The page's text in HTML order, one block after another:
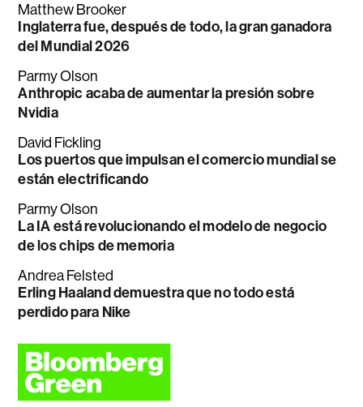
Matthew Brooker
Inglaterra fue, después de todo, la gran ganadora
del Mundial 2026
Parmy Olson
Anthropic acaba de aumentar la presión sobre
Nvidia
David Fickling
Los puertos que impulsan el comercio mundial se
están electrificando
Parmy Olson
La IA está revolucionando el modelo de negocio
de los chips de memoria
Andrea Felsted
Erling Haaland demuestra que no todo está
perdido para Nike